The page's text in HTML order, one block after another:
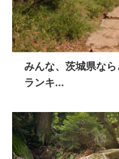
みんな、茨城県な
ランキ...